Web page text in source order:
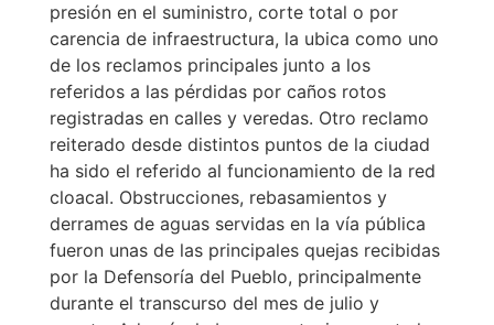
presión en el suministro, corte total o por
carencia de infraestructura, la ubica como uno
de los reclamos principales junto a los
referidos a las pérdidas por caños rotos
registradas en calles y veredas. Otro reclamo
reiterado desde distintos puntos de la ciudad
ha sido el referido al funcionamiento de la red
cloacal. Obstrucciones, rebasamientos y
derrames de aguas servidas en la vía pública
fueron unas de las principales quejas recibidas
por la Defensoría del Pueblo, principalmente
durante el transcurso del mes de julio y